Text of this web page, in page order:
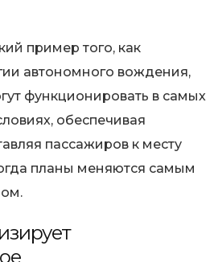
пример того, как
автономного вождения,
функционировать в самых
обеспечивая
пассажиров к месту
планы меняются самым